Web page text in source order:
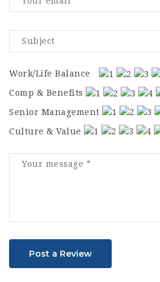
Work/Life Balance
Comp & Benefits
Senior Management
Culture & Value
Post a Review